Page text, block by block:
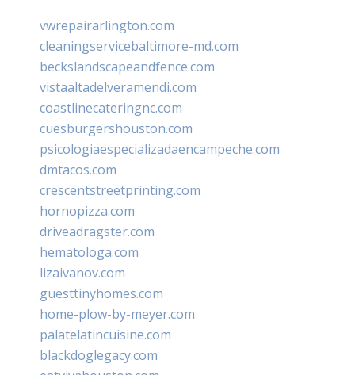
vwrepairarlington.com
cleaningservicebaltimore-md.com
beckslandscapeandfence.com
vistaaltadelveramendi.com
coastlinecateringnc.com
cuesburgershouston.com
psicologiaespecializadaencampeche.com
dmtacos.com
crescentstreetprinting.com
hornopizza.com
driveadragster.com
hematologa.com
lizaivanov.com
guesttinyhomes.com
home-plow-by-meyer.com
palatelatincuisine.com
blackdoglegacy.com